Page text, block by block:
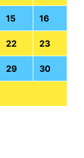
15 16
22 23
29 30